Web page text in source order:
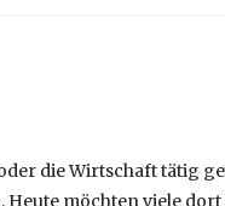
die Wirtschaft tätig
möchten viele dort